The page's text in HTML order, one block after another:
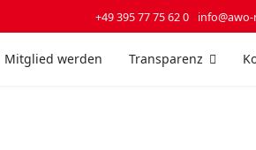
+49 395 77 75 62 0
Mitglied werden Transparenz